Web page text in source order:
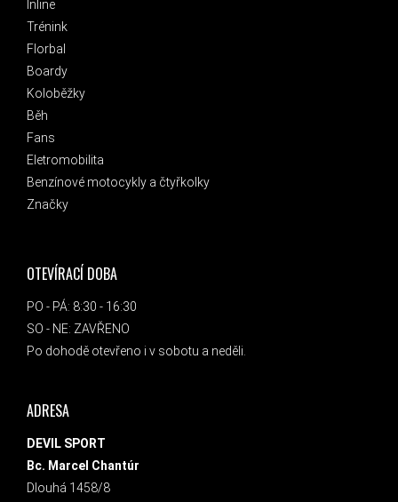
Inline
Trénink
Florbal
Boardy
Koloběžky
Běh
Fans
Eletromobilita
Benzínové motocykly a čtyřkolky
Značky
OTEVÍRACÍ DOBA
PO - PÁ: 8:30 - 16:30
SO - NE: ZAVŘENO
Po dohodě otevřeno i v sobotu a neděli.
ADRESA
DEVIL SPORT
Bc. Marcel Chantúr
Dlouhá 1458/8